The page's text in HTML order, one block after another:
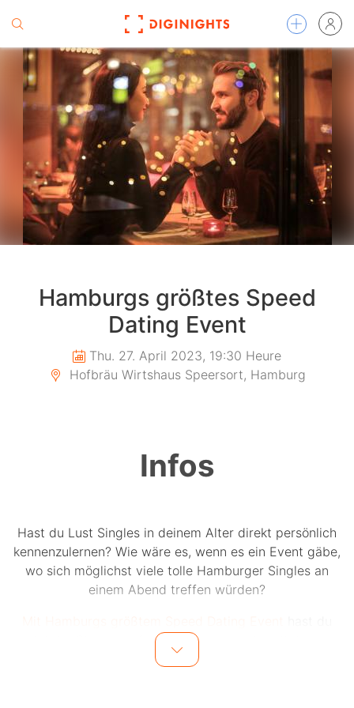
Hamburgs größtes Speed
Dating Event
Thu. 27. April 2023, 19:30 Heure
Hofbräu Wirtshaus Speersort, Hamburg
Infos
Hast du Lust Singles in deinem Alter direkt persönlich
kennenzulernen? Wie wäre es, wenn es ein Event gäbe,
wo sich möglichst viele tolle Hamburger Singles an
einem Abend treffen würden?
jetzt die Chance auf bis zu 20 einzigartige Dates an
einem Abend.